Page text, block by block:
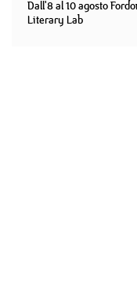
Dall'8 al 10 agosto
Literary Lab